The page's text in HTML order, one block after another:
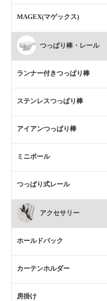
MAGEX(マゲックス)
つっぱり棒・レール
ランナー付きつっぱり棒
ステンレスつっぱり棒
アイアンつっぱり棒
ミニポール
つっぱり式レール
アクセサリー
ホールドバック
カーテンホルダー
房掛け